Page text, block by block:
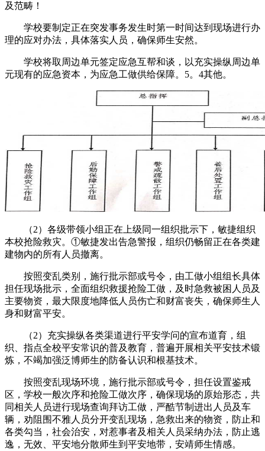
及范畴！
学校要制定正在突发事务发生时第一时间达到现场进行办
理的应对办法，具体落实人员，确保师生安然。
学校将取周边单元签定应急互帮和谈，以充实操纵周边单
元现有的应急资本，为应急工做供给保障。5。4其他。
（2）各级带领小组正在上级同一组织批示下，敏捷组织
本校抢险救灾。①敏捷发出告急警报，组织仍畅留正在各类建
建物内的所有人员撤离。
按照变乱类别，施行批示部或号令，由工做小组组长具体
担任现场批示，全面组织救援抢险工做，及时急救被困人员及
主要物资，最大限度地降低人员伤亡和财富丧失，确保师生人
身和财富平安。
（2）充实操纵各类渠道进行平安学问的宣布道育，组
织、指点全校平安常识的普及教育，普遍开展相关平安技术锻
炼，不竭加强泛博师生的防备认识和根基技术。
按照变乱现场环境，施行批示部或号令，担任设置鉴戒
区，学校一般次序和抢险工做次序，确保现场的原始形态，共
同相关人员进行现场查询拜访工做，严酷节制进出人员及车
辆，劝阻围不雅人员分开变乱现场，急救出来的物资，防止和
各类勾当，社会治安，对惹事者及相关人员采纳办法，防止逃
逸，无效、平安地分散师生到平安地带，安靖师生情感。